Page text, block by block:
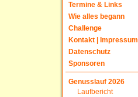
Termine & Links
Wie alles begann
Challenge
Kontakt | Impressum
Datenschutz
Sponsoren
Genusslauf 2026
Laufbericht